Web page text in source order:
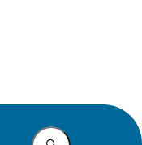
Vul in wat u